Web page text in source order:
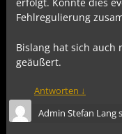
Fehlregulierung
Bislang hat sich auch
geäußert.
Antworten ↓
Admin Stefan Lang